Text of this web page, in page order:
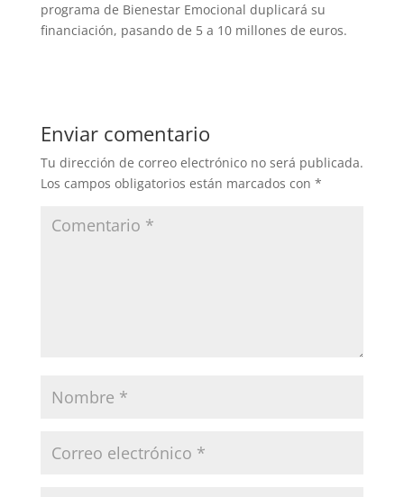
programa de Bienestar Emocional duplicará su
financiación, pasando de 5 a 10 millones de euros.
Enviar comentario
Tu dirección de correo electrónico no será publicada.
Los campos obligatorios están marcados con *